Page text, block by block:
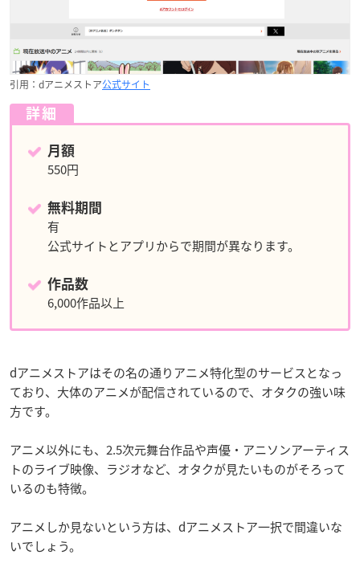
引用：dアニメストア公式サイト
詳細
月額
550円
無料期間
有
公式サイトとアプリからで期間が異なります。
作品数
6,000作品以上
dアニメストアはその名の通りアニメ特化型のサービスとなっ
ており、大体のアニメが配信されているので、オタクの強い味
方です。
アニメ以外にも、2.5次元舞台作品や声優・アニソンアーティス
トのライブ映像、ラジオなど、オタクが見たいものがそろって
いるのも特徴。
アニメしか見ないという方は、dアニメストア一択で間違いな
いでしょう。